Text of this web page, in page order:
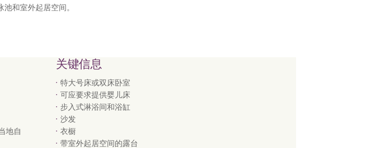
和室外起居空间。
地自
关键信息
特大号床或双床卧室
可应要求提供婴儿床
步入式淋浴间和浴缸
沙发
衣橱
带室外起居空间的露台